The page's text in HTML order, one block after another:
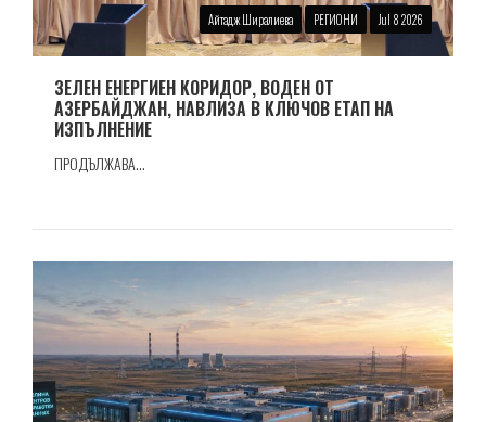
Айтадж Ширалиева РЕГИОНИ Jul 8 2026
ЗЕЛЕН ЕНЕРГИЕН КОРИДОР, ВОДЕН ОТ
АЗЕРБАЙДЖАН, НАВЛИЗА В КЛЮЧОВ ЕТАП НА
ИЗПЪЛНЕНИЕ
ПРОДЪЛЖАВА...